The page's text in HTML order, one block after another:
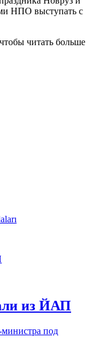
НПО выступать с
читать больше
из ЙАП